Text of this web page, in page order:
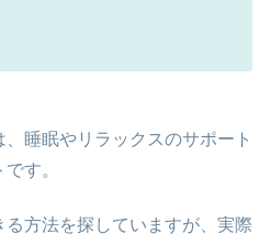
、睡眠やリラックスのサポート
す。
方法を探していますが、実際